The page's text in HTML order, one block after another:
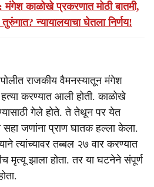
काळोखे प्रकरणात मोठी बातमी,
न्यायालयाचा घेतला निर्णय!
राजकीय वैमनस्यातून मंगेश
करण्यात आली होती. काळोखे
गेले होते. ते तेथून पर येत
सहा जणांना प्राण घातक हल्ला केला.
त्यांच्यावर तब्बल २७ वार करण्यात
मृत्यू झाला होता. तर या घटनेने संपूर्ण